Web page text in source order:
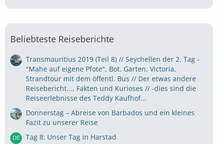
Beliebteste Reiseberichte
Transmauritius 2019 (Teil 8) // Seychellen der 2. Tag -
"Mahe auf eigene Pfote", Bot. Garten, Victoria,
Strandtour mit dem öffentl. Bus // Der etwas andere
Reisebericht..., Fakten und Kurioses // -dies sind die
Reiseerlebnisse des Teddy Kaufhof...
Donnerstag – Abreise von Barbados und ein kleines
Fazit zu unserer Reise
Tag 8: Unser Tag in Harstad